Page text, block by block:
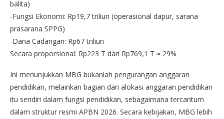
balita)
-Fungsi Ekonomi: Rp19,7 triliun (operasional dapur, sarana
prasarana SPPG)
-Dana Cadangan: Rp67 triliun
Secara proporsional: Rp223 T dari Rp769,1 T ≈ 29%
Ini menunjukkan MBG bukanlah pengurangan anggaran
pendidikan, melainkan bagian dari alokasi anggaran pendidikan
itu sendiri dalam fungsi pendidikan, sebagaimana tercantum
dalam struktur resmi APBN 2026. Secara kebijakan, MBG lebih